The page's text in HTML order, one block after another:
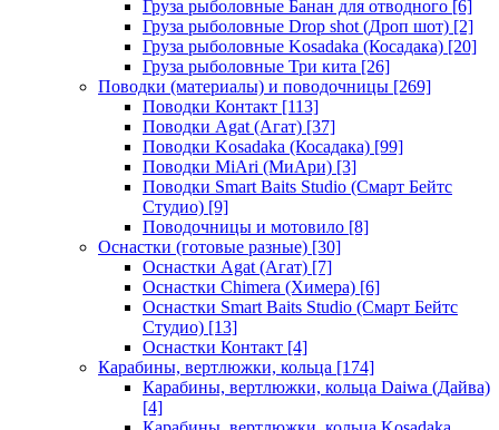
Груза рыболовные Банан для отводного [6]
Груза рыболовные Drop shot (Дроп шот) [2]
Груза рыболовные Kosadaka (Косадака) [20]
Груза рыболовные Три кита [26]
Поводки (материалы) и поводочницы [269]
Поводки Контакт [113]
Поводки Agat (Агат) [37]
Поводки Kosadaka (Косадака) [99]
Поводки MiAri (МиАри) [3]
Поводки Smart Baits Studio (Смарт Бейтс
Студио) [9]
Поводочницы и мотовило [8]
Оснастки (готовые разные) [30]
Оснастки Agat (Агат) [7]
Оснастки Chimera (Химера) [6]
Оснастки Smart Baits Studio (Смарт Бейтс
Студио) [13]
Оснастки Контакт [4]
Карабины, вертлюжки, кольца [174]
Карабины, вертлюжки, кольца Daiwa (Дайва)
[4]